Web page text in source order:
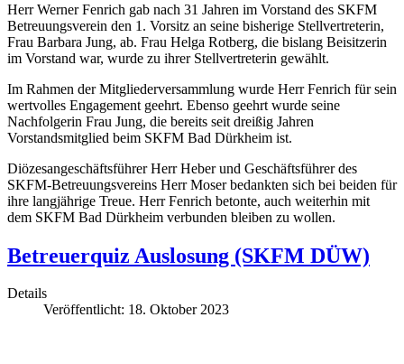
Herr Werner Fenrich gab nach 31 Jahren im Vorstand des SKFM
Betreuungsverein den 1. Vorsitz an seine bisherige Stellvertreterin,
Frau Barbara Jung, ab. Frau Helga Rotberg, die bislang Beisitzerin
im Vorstand war, wurde zu ihrer Stellvertreterin gewählt.
Im Rahmen der Mitgliederversammlung wurde Herr Fenrich für sein
wertvolles Engagement geehrt. Ebenso geehrt wurde seine
Nachfolgerin Frau Jung, die bereits seit dreißig Jahren
Vorstandsmitglied beim SKFM Bad Dürkheim ist.
Diözesangeschäftsführer Herr Heber und Geschäftsführer des
SKFM-Betreuungsvereins Herr Moser bedankten sich bei beiden für
ihre langjährige Treue. Herr Fenrich betonte, auch weiterhin mit
dem SKFM Bad Dürkheim verbunden bleiben zu wollen.
Betreuerquiz Auslosung (SKFM DÜW)
Details
Veröffentlicht: 18. Oktober 2023